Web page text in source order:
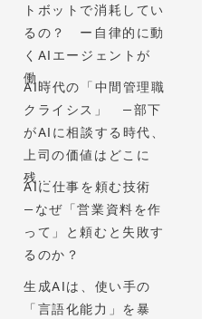
トボットで消耗してい
るの？ ー自律的に動
くAIエージェントが
働...
AI時代の「中間管理職
クライシス」 —部下
がAIに相談する時代、
上司の価値はどこに
残...
AIに仕事を頼む技術
—なぜ「営業資料を作
って」と頼むと失敗す
るのか？
生成AIは、使い手の
「言語化能力」を暴